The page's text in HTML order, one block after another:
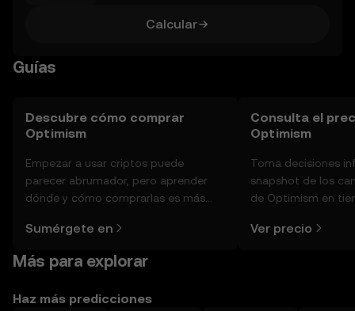
Calcular
Guías
Descubre cómo comprar
Optimism
Empezar a usar criptos puede
parecer abrumador, pero aprender
dónde y cómo comprarlas es más
tu aventura en la aplicación móvil de
Sumérgete en
Consulta el
Optimism
Toma decisiones
snapshot de los
de Optimism en
noticias y más.
Ver precio
Más para explorar
Haz más predicciones